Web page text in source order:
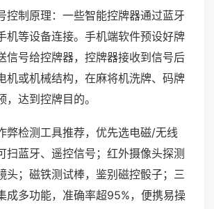
控制原理：一些智能控牌器通过蓝牙
机等设备连接。手机端软件预设好牌
信号给控牌器，控牌器接收到信号后
机或机械结构，在麻将机洗牌、码牌
达到控牌目的。
弊检测工具推荐，优先选电磁/无线
扫蓝牙、遥控信号；红外摄像头探测
头；磁铁测试棒，鉴别磁控骰子；三
成多功能，准确率超95%，便携易操